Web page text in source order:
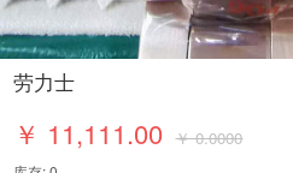
劳力士
￥ 11,111.00 ￥ 0.0000